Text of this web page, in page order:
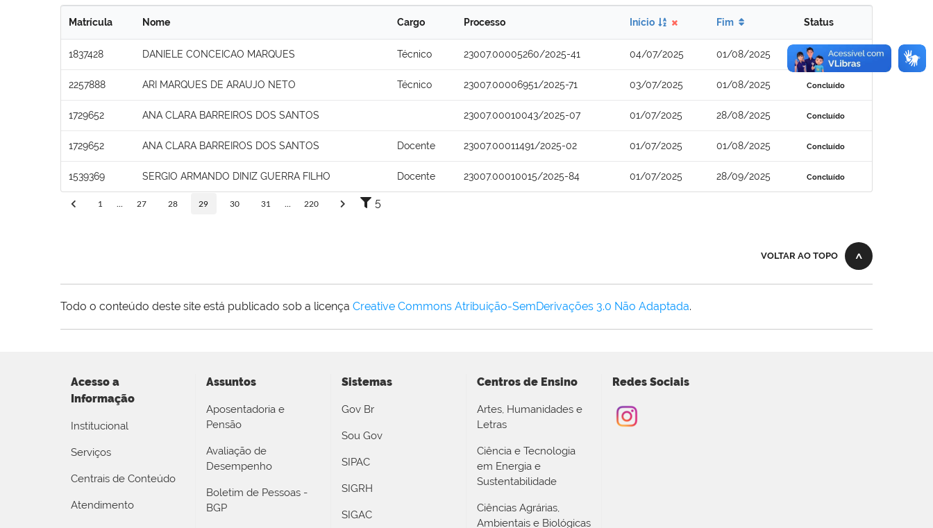
Matrícula Nome Cargo Processo Início Fim Status
1837428 DANIELE CONCEICAO MARQUES Técnico 23007.00005260/2025-41 04/07/2025 01/08/2025 Concluído
2257888 ARI MARQUES DE ARAUJO NETO Técnico 23007.00006951/2025-71 03/07/2025 01/08/2025 Concluído
1729652 ANA CLARA BARREIROS DOS SANTOS 23007.00010043/2025-07 01/07/2025 28/08/2025 Concluído
1729652 ANA CLARA BARREIROS DOS SANTOS Docente 23007.00011491/2025-02 01/07/2025 01/08/2025 Concluído
1539369 SERGIO ARMANDO DINIZ GUERRA FILHO Docente 23007.00010015/2025-84 01/07/2025 28/09/2025 Concluído
1 27 28 29 30 31 220 5
VOLTAR AO TOPO
Todo o conteúdo deste site está publicado sob a licença Creative Commons Atribuição-SemDerivações 3.0 Não Adaptada.
Acesso a
Informação
Institucional
Serviços
Centrais de Conteúdo
Atendimento
Assuntos
Aposentadoria e
Pensão
Avaliação de
Desempenho
Boletim de Pessoas -
BGP
Sistemas
Gov Br
Sou Gov
SIPAC
SIGRH
SIGAC
Centros de Ensino
Artes, Humanidades e
Letras
Ciência e Tecnologia
em Energia e
Sustentabilidade
Ciências Agrárias,
Ambientais e Biológicas
Redes Sociais